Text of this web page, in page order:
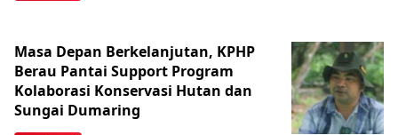
Masa Depan Berkelanjutan, KPHP
Berau Pantai Support Program
Kolaborasi Konservasi Hutan dan
Sungai Dumaring